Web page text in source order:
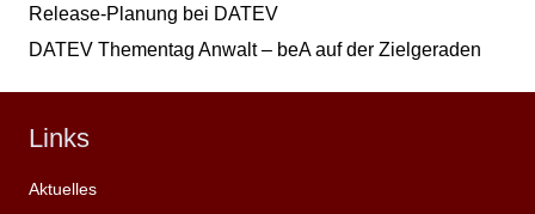
Release-Planung bei DATEV
DATEV Thementag Anwalt – beA auf der Zielgeraden
Links
Aktuelles